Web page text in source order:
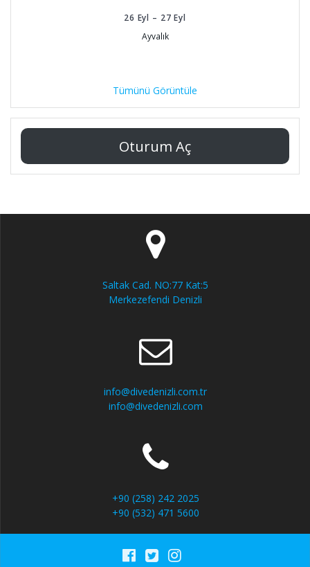
26 Eyl – 27 Eyl
Ayvalık
Tümünü Görüntüle
Oturum Aç
Saltak Cad. NO:77 Kat:5
Merkezefendi Denizli
info@divedenizli.com.tr
info@divedenizli.com
+90 (258) 242 2025
+90 (532) 471 5600